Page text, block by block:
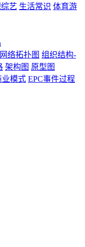
艺 生活常识 体育游
网络拓扑图 组织结构-
架构图 原型图
业模式 EPC事件过程